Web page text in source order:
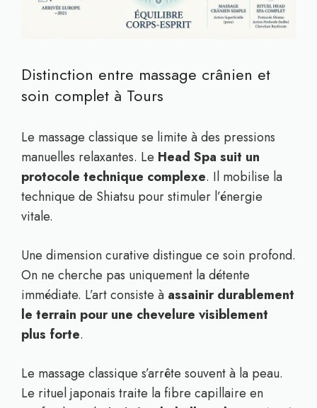
Distinction entre massage crânien et
soin complet à Tours
Le massage classique se limite à des pressions
manuelles relaxantes. Le Head Spa suit un
protocole technique complexe. Il mobilise la
technique de Shiatsu pour stimuler l’énergie
vitale.
Une dimension curative distingue ce soin profond.
On ne cherche pas uniquement la détente
immédiate. L’art consiste à assainir durablement
le terrain pour une chevelure visiblement
plus forte.
Le massage classique s’arrête souvent à la peau.
Le rituel japonais traite la fibre capillaire en